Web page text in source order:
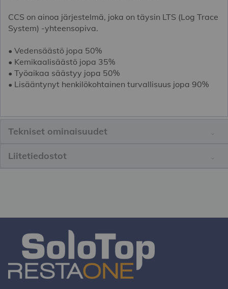
CCS on ainoa järjestelmä, joka on täysin LTS (Log Trace
System) -yhteensopiva.
• Vedensäästö jopa 50%
• Kemikaalisäästö jopa 35%
• Työaikaa säästyy jopa 50%
• Lisääntynyt henkilökohtainen turvallisuus jopa 90%
Tekniset ominaisuudet
Liitetiedostot